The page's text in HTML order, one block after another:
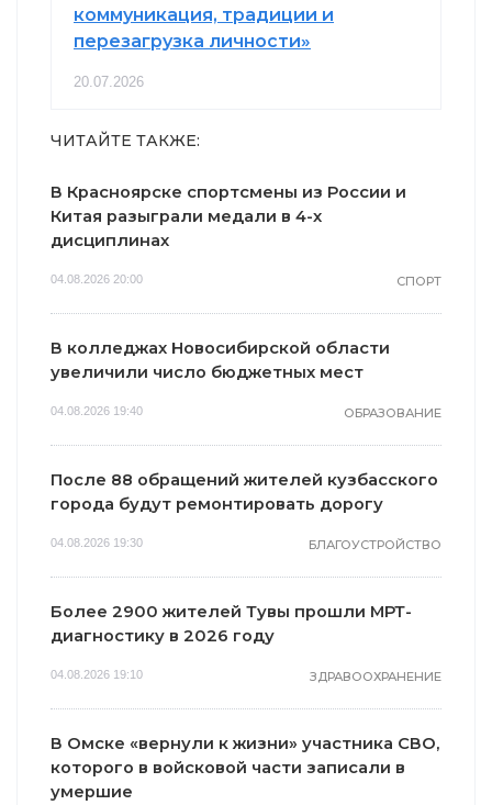
коммуникация, традиции и
перезагрузка личности»
20.07.2026
ЧИТАЙТЕ ТАКЖЕ:
В Красноярске спортсмены из России и
Китая разыграли медали в 4-х
дисциплинах
04.08.2026 20:00 СПОРТ
В колледжах Новосибирской области
увеличили число бюджетных мест
04.08.2026 19:40 ОБРАЗОВАНИЕ
После 88 обращений жителей кузбасского
города будут ремонтировать дорогу
04.08.2026 19:30 БЛАГОУСТРОЙСТВО
Более 2900 жителей Тувы прошли МРТ-
диагностику в 2026 году
04.08.2026 19:10 ЗДРАВООХРАНЕНИЕ
В Омске «вернули к жизни» участника СВО,
которого в войсковой части записали в
умершие